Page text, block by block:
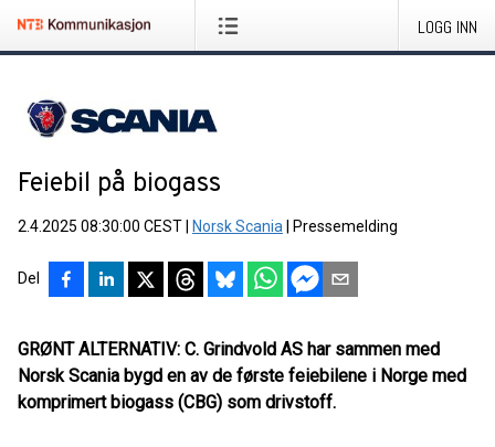
LOGG INN
Feiebil på biogass
2.4.2025 08:30:00 CEST Norsk Scania Pressemelding
Del
GRØNT ALTERNATIV: C. Grindvold AS har sammen med
Norsk Scania bygd en av de første feiebilene i Norge med
komprimert biogass (CBG) som drivstoff.